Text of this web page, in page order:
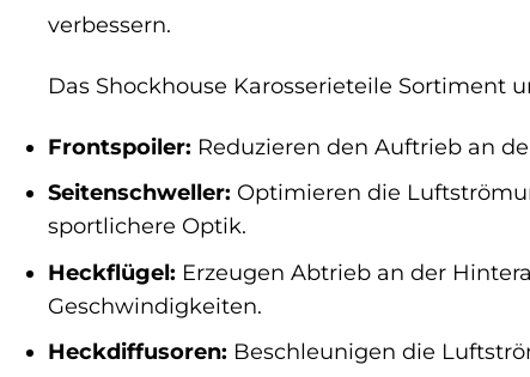
verbessern.
Das Shockhouse Karosserieteile Sortiment
Frontspoiler: Reduzieren den Auftrieb an
Seitenschweller: Optimieren die
sportlichere Optik.
Heckflügel: Erzeugen Abtrieb an der
Geschwindigkeiten.
Heckdiffusoren: Beschleunigen die